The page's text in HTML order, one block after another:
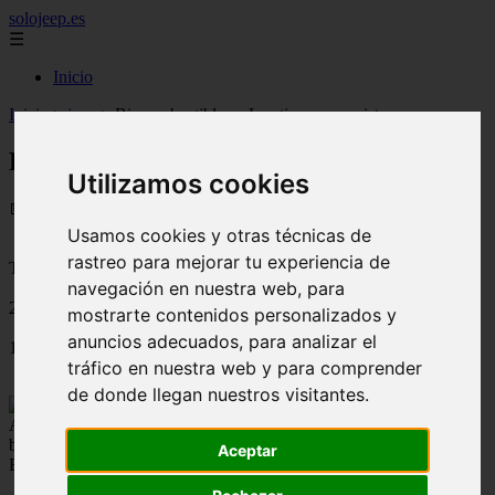
Utilizamos cookies
Usamos cookies y otras técnicas de
rastreo para mejorar tu experiencia de
navegación en nuestra web, para
mostrarte contenidos personalizados y
anuncios adecuados, para analizar el
tráfico en nuestra web y para comprender
de donde llegan nuestros visitantes.
Aceptar
solojeep.es
☰
Inicio
Inicio > jeep >Biocombustibles – Los tipos que existen
Biocombustibles – Los tipos que existen
📅 02/09/2025
Tutoriales para el Auto
2011-05-01
1891
Antes de cualquier cosa vamos a conocer los diferentes tipos de
biocombustibles que existen. Los principales tipos de
Biocombustibles son:
El Etanol y el Biodiésel